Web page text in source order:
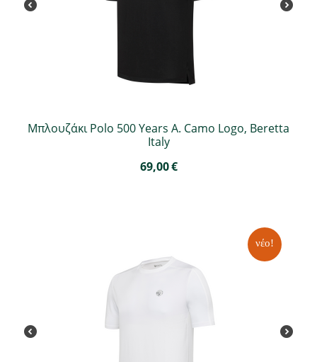
Μπλουζάκι Polo 500 Years A. Camo Logo, Beretta
Italy
69,00€
νέο!